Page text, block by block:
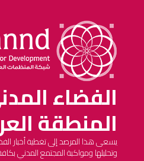
الفضاء
المنطقة
يسعى هذا المرصد إلى تغطية أخبار
وتحليلها ومواكبة المجتمع المدني بكافة